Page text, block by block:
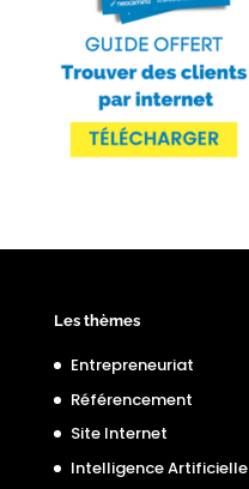
Les thèmes
Entrepreneuriat
Référencement
Site Internet
Intelligence Artificielle